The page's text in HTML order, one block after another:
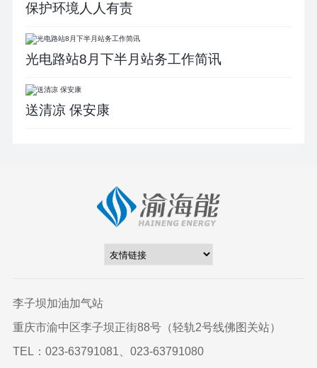
保护环境人人有责
光电路站8月下半月站务工作简讯
送清凉 保安康
李子坝加油加气站
重庆市渝中区李子坝正街88号（轻轨2号线佛图关站）
TEL：023-63791081、023-63791080